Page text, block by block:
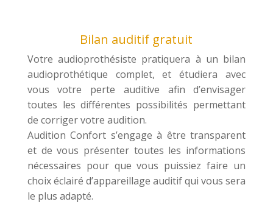
Bilan auditif gratuit
Votre audioprothésiste pratiquera à un bilan
audioprothétique complet, et étudiera avec
vous votre perte auditive afin d’envisager
toutes les différentes possibilités permettant
de corriger votre audition.
Audition Confort s’engage à être transparent
et de vous présenter toutes les informations
nécessaires pour que vous puissiez faire un
choix éclairé d’appareillage auditif qui vous sera
le plus adapté.